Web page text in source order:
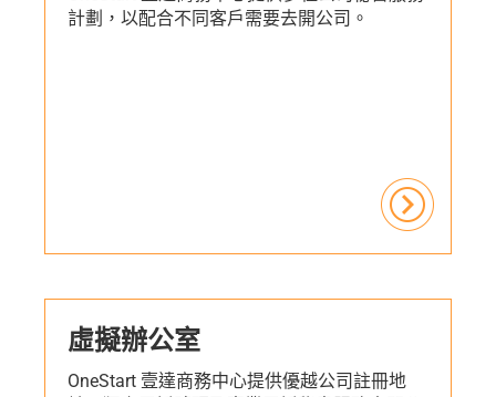
計劃，以配合不同客戶需要去開公司。
虛擬辦公室
OneStart 壹達商務中心提供優越公司註冊地